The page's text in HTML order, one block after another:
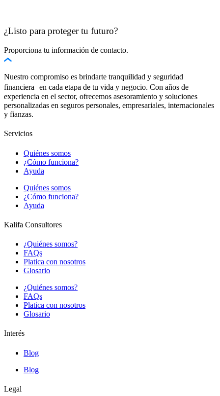
¿Listo para proteger tu futuro?
Proporciona tu información de contacto.
Nuestro compromiso es brindarte tranquilidad y seguridad
financiera en cada etapa de tu vida y negocio. Con años de
experiencia en el sector, ofrecemos asesoramiento y soluciones
personalizadas en seguros personales, empresariales, internacionales
y fianzas.
Servicios
Quiénes somos
¿Cómo funciona?
Ayuda
Quiénes somos
¿Cómo funciona?
Ayuda
Kalifa Consultores
¿Quiénes somos?
FAQs
Platica con nosotros
Glosario
¿Quiénes somos?
FAQs
Platica con nosotros
Glosario
Interés
Blog
Blog
Legal